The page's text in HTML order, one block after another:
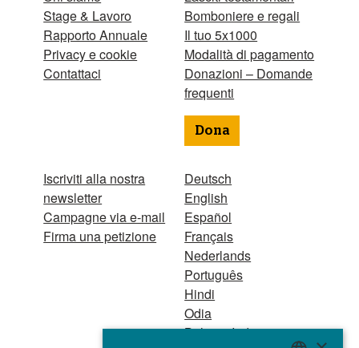
Stage & Lavoro
Rapporto Annuale
Privacy e cookie
Contattaci
Iscriviti alla nostra
newsletter
Campagne via e-mail
Firma una petizione
Bomboniere e regali
Il tuo 5x1000
Modalità di pagamento
Donazioni – Domande
frequenti
Dona
Deutsch
English
Español
Français
Nederlands
Português
Hindi
Odia
Bahasa Indonesia